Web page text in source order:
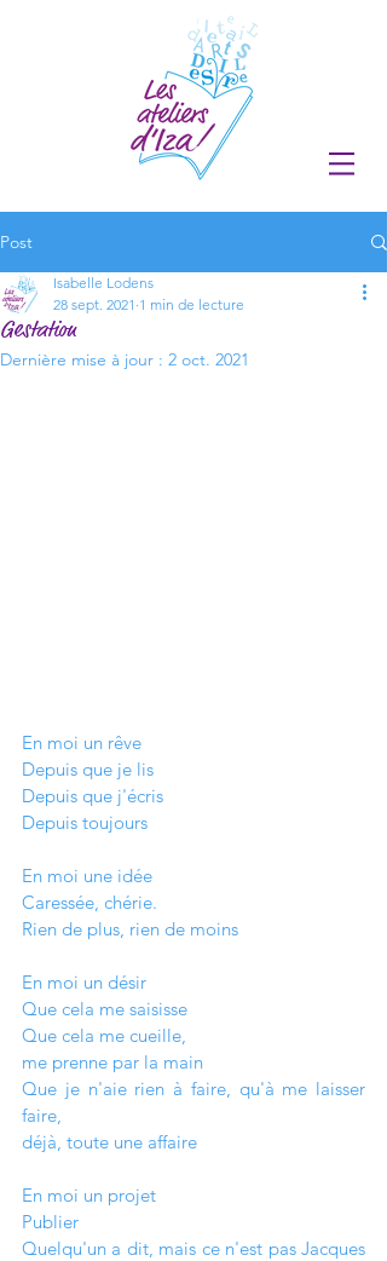
Post
Gestation
Isabelle Lodens
28 sept. 2021 1 min de lecture
Dernière mise à jour : 2 oct. 2021
En moi un rêve
Depuis que je lis
Depuis que j'écris
Depuis toujours
En moi une idée
Caressée, chérie.
Rien de plus, rien de moins
En moi un désir
Que cela me saisisse
Que cela me cueille,
me prenne par la main
Que je n'aie rien à faire, qu'à me laisser
faire,
déjà, toute une affaire
En moi un projet
Publier
Quelqu'un a dit, mais ce n'est pas Jacques